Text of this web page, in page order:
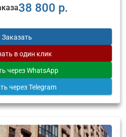
38 800 р.
Заказать
в один клик
через WhatsApp
через Telegram